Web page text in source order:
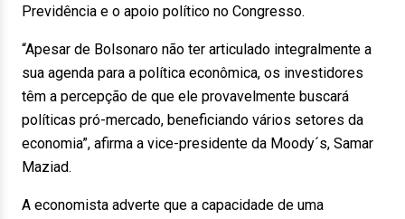
Previdência e o apoio político no Congresso.
“Apesar de Bolsonaro não ter articulado integralmente a
sua agenda para a política econômica, os investidores
têm a percepção de que ele provavelmente buscará
políticas pró-mercado, beneficiando vários setores da
economia”, afirma a vice-presidente da Moody´s, Samar
Maziad.
A economista adverte que a capacidade de uma